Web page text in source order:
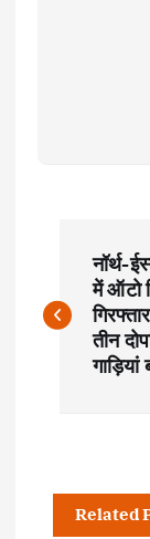
o
नॉर्थ-
में ऑटो
तीन
गाड़ियां
Related